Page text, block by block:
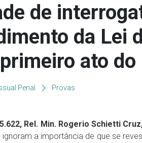
de
da Lei
ato
Penal Provas
Rel. Min. Rogerio Schietti
ignoram a importância de que se